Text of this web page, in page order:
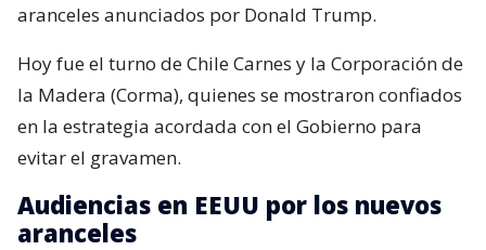
aranceles anunciados por Donald Trump.
Hoy fue el turno de Chile Carnes y la Corporación de
la Madera (Corma), quienes se mostraron confiados
en la estrategia acordada con el Gobierno para
evitar el gravamen.
Audiencias en EEUU por los nuevos
aranceles